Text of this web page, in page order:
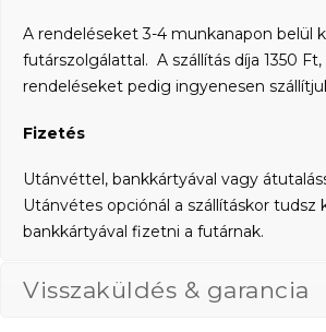
A rendeléseket 3-4 munkanapon belül
futárszolgálattal. A szállítás díja 1350
rendeléseket pedig ingyenesen
Fizetés
Utánvéttel, bankkártyával vagy
Utánvétes opciónál a szállításkor tudsz
bankkártyával fizetni a futárnak.
Visszaküldés & garancia